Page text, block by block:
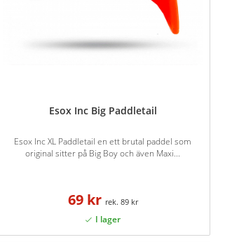
Esox Inc Big Paddletail
Esox Inc XL Paddletail en ett brutal paddel som
original sitter på Big Boy och även Maxi...
69 kr 89 kr